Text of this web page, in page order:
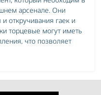
арсенале. Они
откручивания гаек и
торцевые могут иметь
что позволяет
или трещотками.
из различных
сталь, которая